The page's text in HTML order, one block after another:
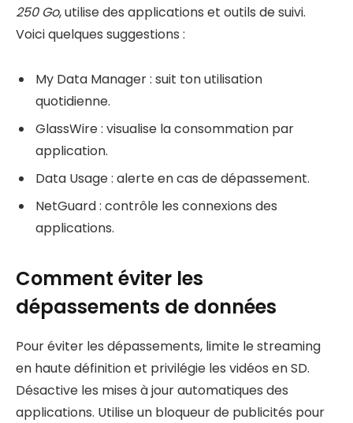
250 Go, utilise des applications et outils de suivi.
Voici quelques suggestions :
My Data Manager : suit ton utilisation
quotidienne.
GlassWire : visualise la consommation par
application.
Data Usage : alerte en cas de dépassement.
NetGuard : contrôle les connexions des
applications.
Comment éviter les
dépassements de données
Pour éviter les dépassements, limite le streaming
en haute définition et privilégie les vidéos en SD.
Désactive les mises à jour automatiques des
applications. Utilise un bloqueur de publicités pour